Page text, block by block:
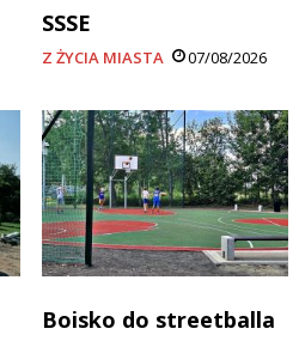
SSSE
Z ŻYCIA MIASTA 07/08/2026
Boisko do streetballa